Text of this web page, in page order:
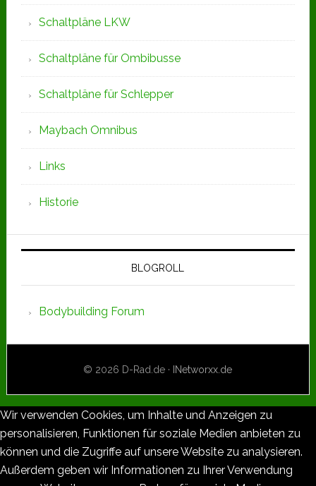
Schaltpläne LKW
Schaltpläne für Ombibusse
Schaltpläne für Schlepper
Maybach Omnibus
Links
Historie
BLOGROLL
Bodybuilding Forum
© 2026 D-Rad.de · INetworxx.de
Wir verwenden Cookies, um Inhalte und Anzeigen zu
personalisieren, Funktionen für soziale Medien anbieten zu
können und die Zugriffe auf unsere Website zu analysieren.
Außerdem geben wir Informationen zu Ihrer Verwendung